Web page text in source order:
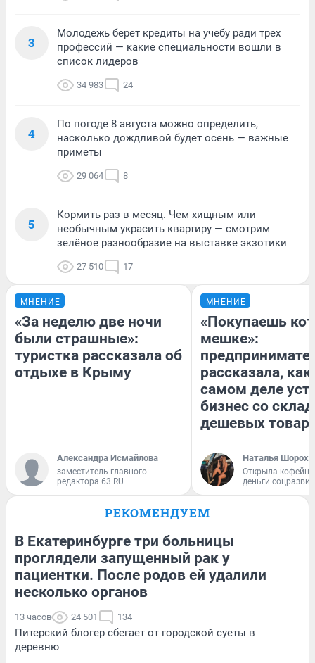
3
Молодежь берет кредиты на учебу ради трех
профессий — какие специальности вошли в
список лидеров
34 983 24
4
По погоде 8 августа можно определить,
насколько дождливой будет осень — важные
приметы
29 064 8
5
Кормить раз в месяц. Чем хищным или
необычным украсить квартиру — смотрим
зелёное разнообразие на выставке экзотики
27 510 17
МНЕНИЕ
«За неделю две ночи
были страшные»:
туристка рассказала об
отдыхе в Крыму
Александра Исмайлова
заместитель главного
редактора 63.RU
МНЕНИЕ
«Покупаешь
мешке»:
рассказала, как
самом деле
бизнес со
дешевых
Наталья
Открыла
деньги
РЕКОМЕНДУЕМ
В Екатеринбурге три больницы
проглядели запущенный рак у
пациентки. После родов ей удалили
несколько органов
13 часов 24 501 134
Питерский блогер сбегает от городской суеты в
деревню